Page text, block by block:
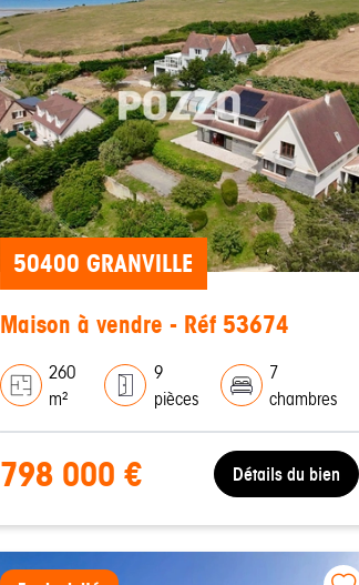
50400 GRANVILLE
Maison à vendre - Réf 53674
260
m²
9
pièces
7
chambres
798 000 € Détails du bien